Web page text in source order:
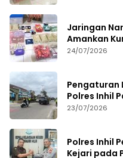
Jaringan
Amankan
Bernilai
24/07/2026
Pengaturan
Polres Inhil
23/07/2026
Polres Inhil
Kejari pada